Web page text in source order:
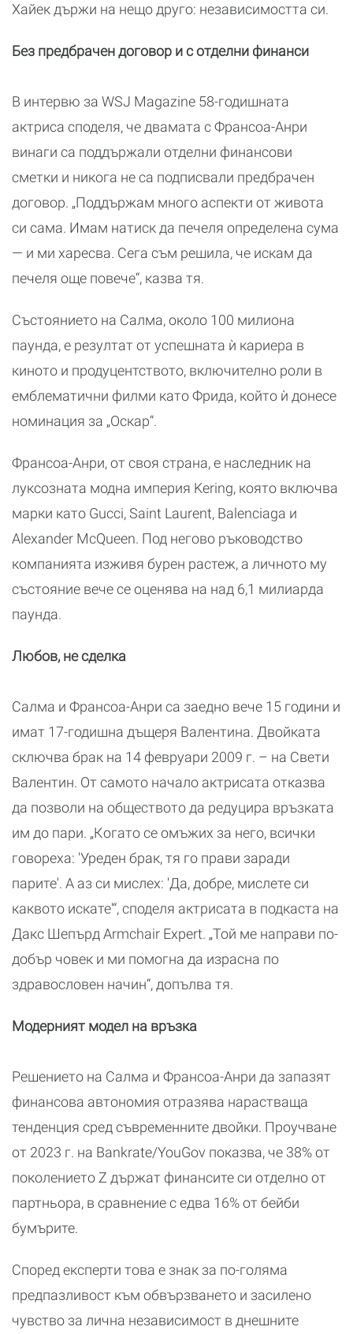
Хайек държи на нещо друго: независимостта си.
Без предбрачен договор и с отделни финанси
В интервю за WSJ Magazine 58-годишната
актриса споделя, че двамата с Франсоа-Анри
винаги са поддържали отделни финансови
сметки и никога не са подписвали предбрачен
договор. „Поддържам много аспекти от живота
си сама. Имам натиск да печеля определена сума
— и ми харесва. Сега съм решила, че искам да
печеля още повече“, казва тя.
Състоянието на Салма, около 100 милиона
паунда, е резултат от успешната ѝ кариера в
киното и продуцентството, включително роли в
емблематични филми като Фрида, който ѝ донесе
номинация за „Оскар“.
Франсоа-Анри, от своя страна, е наследник на
луксозната модна империя Kering, която включва
марки като Gucci, Saint Laurent, Balenciaga и
Alexander McQueen. Под негово ръководство
компанията изживя бурен растеж, а личното му
състояние вече се оценява на над 6,1 милиарда
паунда.
Любов, не сделка
Салма и Франсоа-Анри са заедно вече 15 години и
имат 17-годишна дъщеря Валентина. Двойката
сключва брак на 14 февруари 2009 г. – на Свети
Валентин. От самото начало актрисата отказва
да позволи на обществото да редуцира връзката
им до пари. „Когато се омъжих за него, всички
говореха: 'Уреден брак, тя го прави заради
парите'. А аз си мислех: 'Да, добре, мислете си
каквото искате'“, споделя актрисата в подкаста на
Дакс Шепърд Armchair Expert. „Той ме направи по-
добър човек и ми помогна да израсна по
здравословен начин“, допълва тя.
Модерният модел на връзка
Решението на Салма и Франсоа-Анри да запазят
финансова автономия отразява нарастваща
тенденция сред съвременните двойки. Проучване
от 2023 г. на Bankrate/YouGov показва, че 38% от
поколението Z държат финансите си отделно от
партньора, в сравнение с едва 16% от бейби
бумърите.
Според експерти това е знак за по-голяма
предпазливост към обвързването и засилено
чувство за лична независимост в днешните